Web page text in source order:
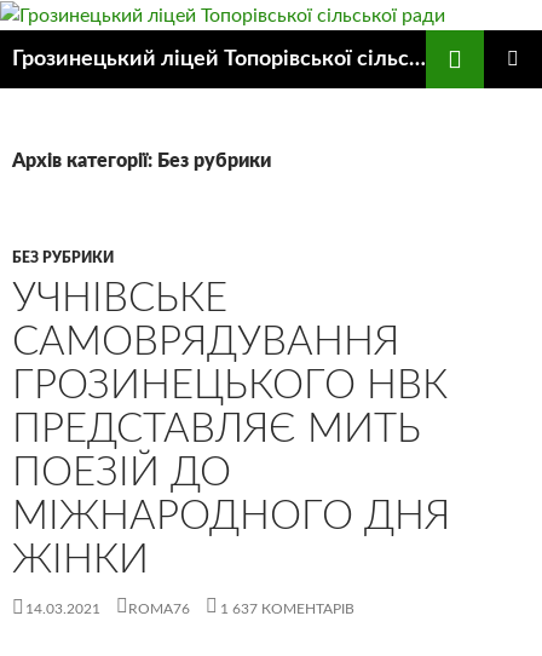
Грозинецький ліцей Топорівської сільської ради
Архів категорії: Без рубрики
БЕЗ РУБРИКИ
УЧНІВСЬКЕ
САМОВРЯДУВАННЯ
ГРОЗИНЕЦЬКОГО НВК
ПРЕДСТАВЛЯЄ МИТЬ
ПОЕЗІЙ ДО
МІЖНАРОДНОГО ДНЯ
ЖІНКИ
14.03.2021 ROMA76 1 637 КОМЕНТАРІВ